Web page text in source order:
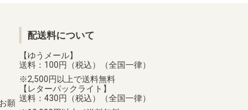
願
配送料について
【ゆうメール】
送料：100円（税込）（全国一律）
2,500円以上で送料無料
【レターパックライト】
送料：430円（税込）（全国一律）